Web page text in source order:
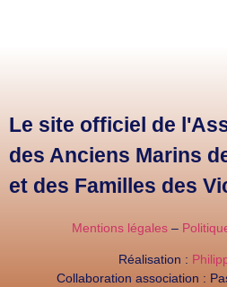
Le site officiel de
des Anciens Marins
et des Familles des
Mentions légales –
Réalisation :
Collaboration association :